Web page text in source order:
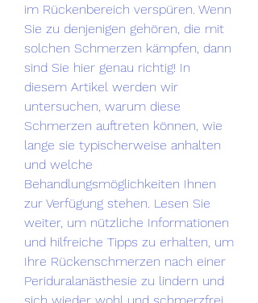
im Rückenbereich verspüren. Wenn
Sie zu denjenigen gehören, die mit
solchen Schmerzen kämpfen, dann
sind Sie hier genau richtig! In
diesem Artikel werden wir
untersuchen, warum diese
Schmerzen auftreten können, wie
lange sie typischerweise anhalten
und welche
Behandlungsmöglichkeiten Ihnen
zur Verfügung stehen. Lesen Sie
weiter, um nützliche Informationen
und hilfreiche Tipps zu erhalten, um
Ihre Rückenschmerzen nach einer
Periduralanästhesie zu lindern und